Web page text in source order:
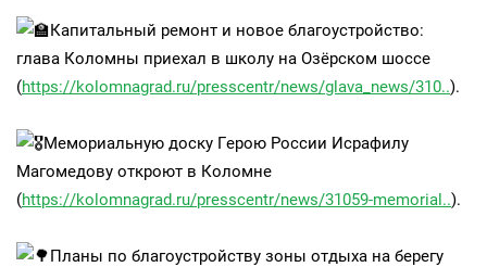
Капитальный ремонт и новое благоустройство:
глава Коломны приехал в школу на Озёрском шоссе
(https://kolomnagrad.ru/presscentr/news/glava_news/310..).
Мемориальную доску Герою России Исрафилу
Магомедову откроют в Коломне
(https://kolomnagrad.ru/presscentr/news/31059-memorial..).
Планы по благоустройству зоны отдыха на берегу